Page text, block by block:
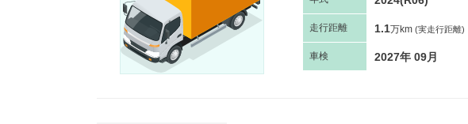
走行距離 1.1万km (実走行距離)
車検 2027年 09月